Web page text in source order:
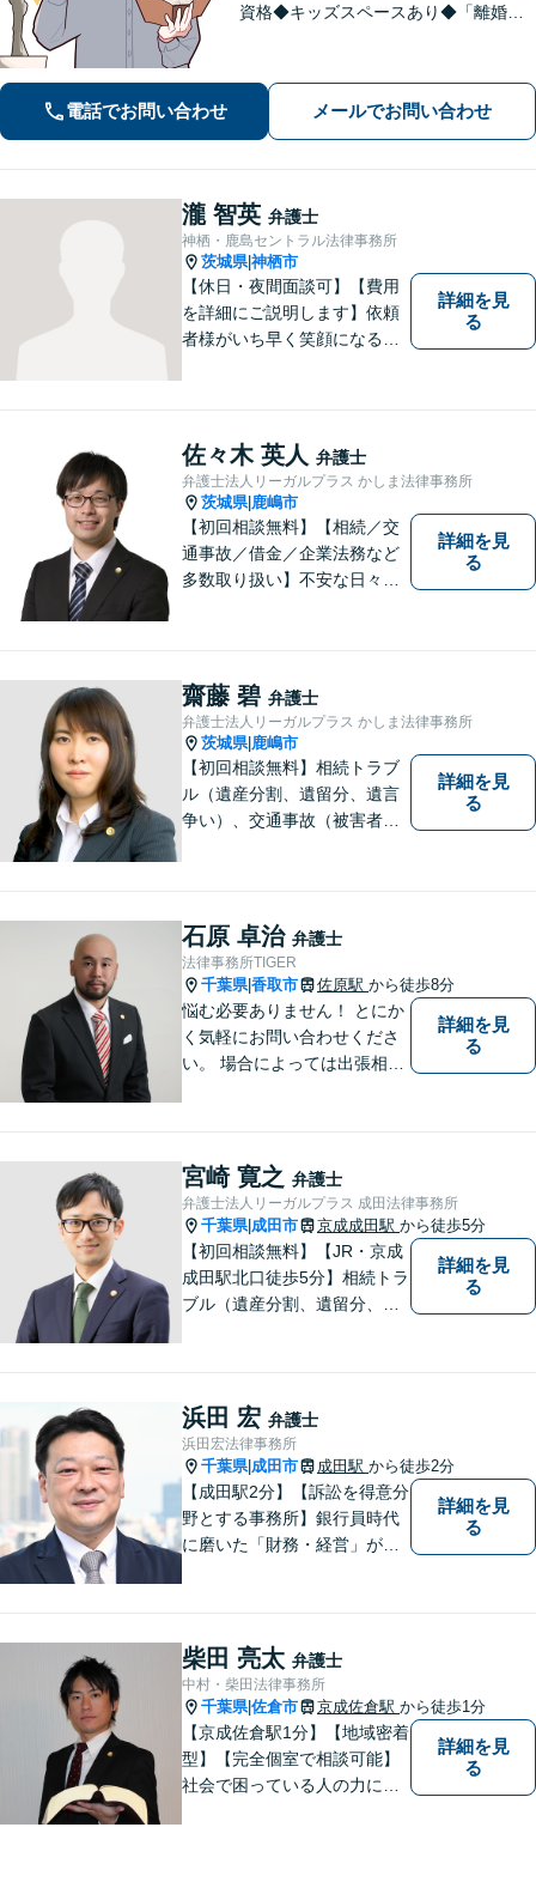
資格◆キッズスペースあり◆「離婚・
たい！」が私の信条。【京成臼井駅か
ら徒歩8分】【専用駐車場】
電話でお問い合わせ メールでお問い合わせ
瀧 智英 弁護士
神栖・鹿島セントラル法律事務所
茨城県|神栖市
【休日・夜間面談可】【費用
を詳細にご説明します】依頼
者様がいち早く笑顔になるよ
す。鹿行地区に限らず、千葉
県香取市や銚子市などにお住
まいの皆さまからのご相談も
積極的にお受けしています。
詳細を見
る
佐々木 英人 弁護士
弁護士法人リーガルプラス かしま法律事務所
茨城県| 鹿嶋市
【初回相談無料】【相続／交
通事故／借金／企業法務など
多数取り扱い】不安な日々を
ちを尊重して解決へと動いて
まいります。法律的知見のア
ップデートを怠りません。
詳細を見
る
齋藤 碧 弁護士
弁護士法人リーガルプラス かしま法律事務所
茨城県| 鹿嶋市
【初回相談無料】相続トラブ
ル（遺産分割、遺留分、遺言
争い）、交通事故（被害者
す。
詳細を見
る
石原 卓治 弁護士
法律事務所TIGER
千葉県|香取市 佐原駅 から徒歩8分
悩む必要ありません！ とにか
く気軽にお問い合わせくださ
い。 場合によっては出張相談
詳細を見
る
宮崎 寛之 弁護士
弁護士法人リーガルプラス 成田法律事務所
千葉県| 成田市 京成成田駅 から徒歩5分
【初回相談無料】【JR・京成
成田駅北口徒歩5分】相続トラ
ブル（遺産分割、遺留分、遺
す。
詳細を見
る
浜田 宏 弁護士
浜田宏法律事務所
千葉県| 成田市 成田駅 から徒歩2分
【成田駅2分】【訴訟を得意分
野とする事務所】銀行員時代
に磨いた「財務・経営」が強
すいパートナーを目指してい
ます。【元裁判官の弁護士も
在籍】企業法務を中心に、個
人案件にも対応
詳細を見
る
柴田 亮太 弁護士
中村・柴田法律事務所
千葉県|佐倉市 京成佐倉駅 から徒歩1分
【京成佐倉駅1分】【地域密着
型】【完全個室で相談可能】
社会で困っている人の力にな
詳細を見
る